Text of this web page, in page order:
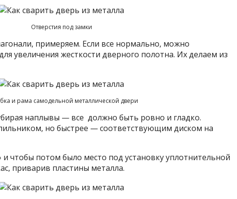
Отверстия под замки
примеряем. Если все нормально, можно
увеличения жесткости дверного полотна. Их делаем из
и рама самодельной металлической двери
наплывы — все должно быть ровно и гладко.
но быстрее — соответствующим диском на
чтобы потом было место под установку уплотнительной
приварив пластины металла.